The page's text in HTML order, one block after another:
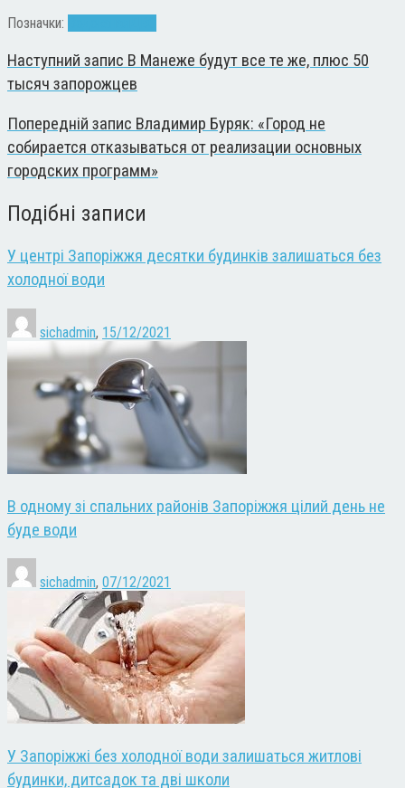
Позначки:
Наступний запис В Манеже будут все те же, плюс 50
тысяч запорожцев
Попередній запис Владимир Буряк: «Город не
собирается отказываться от реализации основных
городских программ»
Подібні записи
У центрі Запоріжжя десятки будинків залишаться без
холодної води
sichadmin, 15/12/2021
В одному зі спальних районів Запоріжжя цілий день не
буде води
sichadmin, 07/12/2021
У Запоріжжі без холодної води залишаться житлові
будинки, дитсадок та дві школи